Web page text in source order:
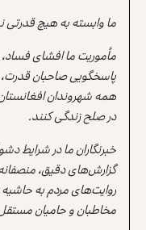
ما وابسته به هیچ قدرتی
مأموریت ما افشای
پاسخگویی صاحبان
همه شهروندان افغانستان
در صلح زندگی کنند.
خبرنگاران ما در شرایط
گزارش‌های دقیق،
روایت‌های مردم به حاشیه
مخاطبان و حامیان